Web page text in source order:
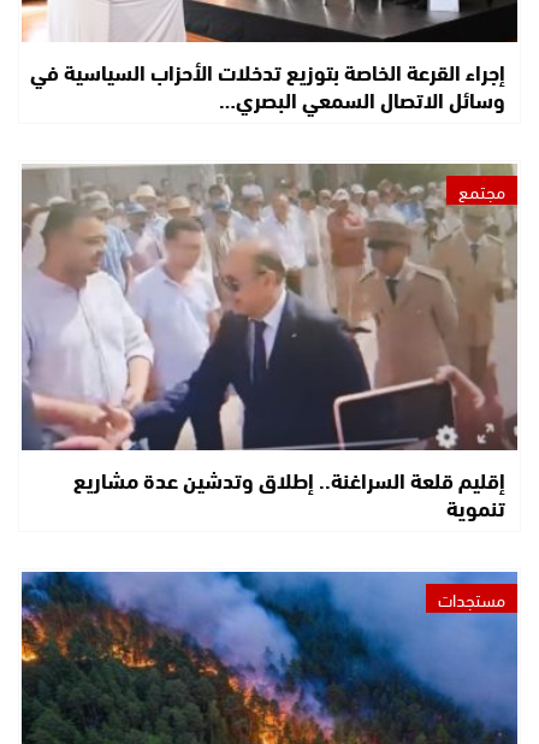
إجراء القرعة الخاصة بتوزيع تدخلات الأحزاب السياسية في
وسائل الاتصال السمعي البصري…
مجتمع
إقليم قلعة السراغنة.. إطلاق وتدشين عدة مشاريع
تنموية
مستجدات